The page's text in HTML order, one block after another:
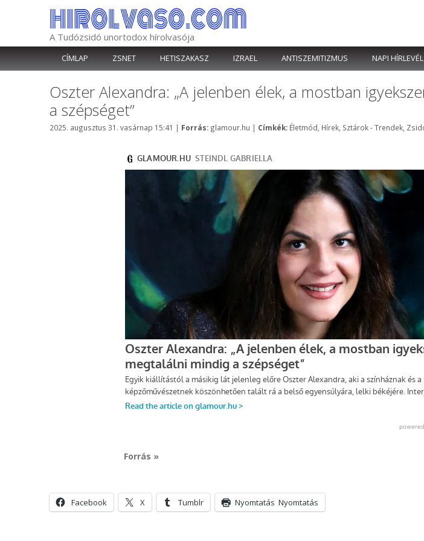
A Tudózsidó unortodox hírolvasója
CÍMLAP ZSNET HETISZAKASZ IZRAEL ANTISZEMITIZMUS NAPI HÍRLEVÉL
Oszter Alexandra: „A jelenben élek, a mostban
a szépséget”
2025. augusztus 31. vasárnap 15:41 | Forrás: Kategória
glamour.hu | Címkék: Címkék
Életmód Hírek Sztárok - Trendek
Forrás »
Facebook X Tumblr Nyomtatás Nyomtatás